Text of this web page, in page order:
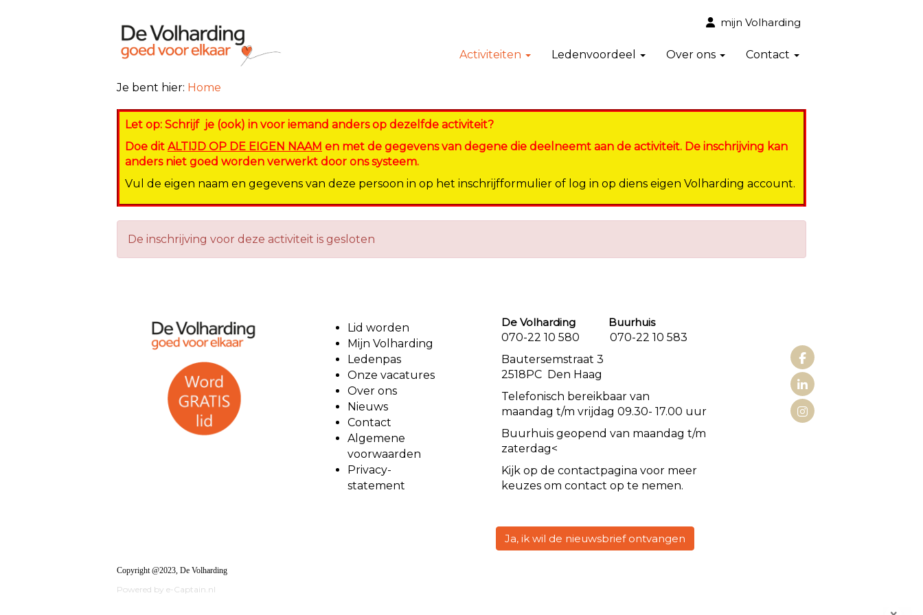
mijn Volharding
Activiteiten Ledenvoordeel Over ons Contact
Je bent hier: Home
Let op: Schrijf je (ook) in voor iemand anders op dezelfde activiteit?
Doe dit ALTIJD OP DE EIGEN NAAM en met de gegevens van degene die deelneemt aan de activiteit. De inschrijving kan
anders niet goed worden verwerkt door ons systeem.
Vul de eigen naam en gegevens van deze persoon in op het inschrijfformulier of log in op diens eigen Volharding account.
De inschrijving voor deze activiteit is gesloten
Lid worden
Mijn Volharding
Ledenpas
Onze vacatures
Over ons
Nieuws
Contact
Algemene
voorwaarden
Privacy-
statement
De Volharding Buurhuis
070-22 10 580 070-22 10 583
Bautersemstraat 3
2518PC Den Haag
Telefonisch bereikbaar van
maandag t/m vrijdag 09.30- 17.00 uur
Buurhuis geopend van maandag t/m
zaterdag<
Kijk op de contactpagina voor meer
keuzes om contact op te nemen.
Ja, ik wil de nieuwsbrief ontvangen
Copyright @2023, De Volharding
Powered by e-Captain.nl